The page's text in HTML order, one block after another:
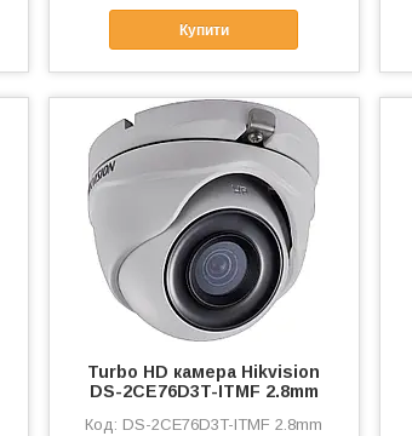
Купити
Turbo HD камера Hikvision
DS-2CE76D3T-ITMF 2.8mm
DS-2CE76D3T-ITMF 2.8mm